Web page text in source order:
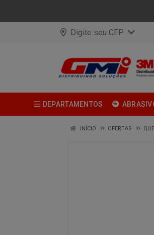
Digite seu CEP
DEPARTAMENTOS
INÍCIO OFERTAS